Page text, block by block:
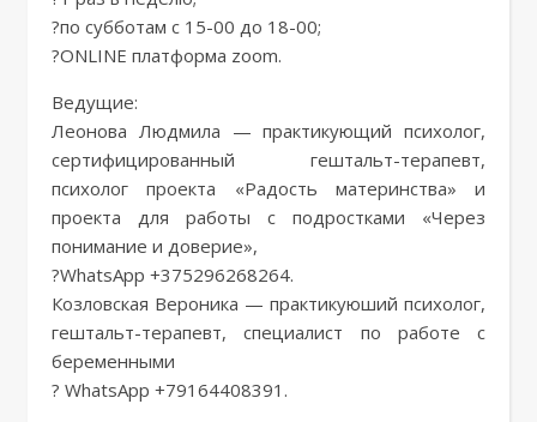
?по субботам с 15-00 до 18-00;
?ONLINE платформа zoom.
Ведущие:
Леонова Людмила — практикующий психолог,
сертифицированный гештальт-терапевт,
психолог проекта «Радость материнства» и
проекта для работы с подростками «Через
понимание и доверие»,
?WhatsApp +375296268264.
Козловская Вероника — практикуюший психолог,
гештальт-терапевт, специалист по работе с
беременными
? WhatsApp +79164408391.